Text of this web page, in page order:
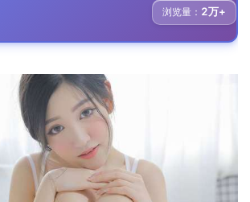
浏览量： 2万+